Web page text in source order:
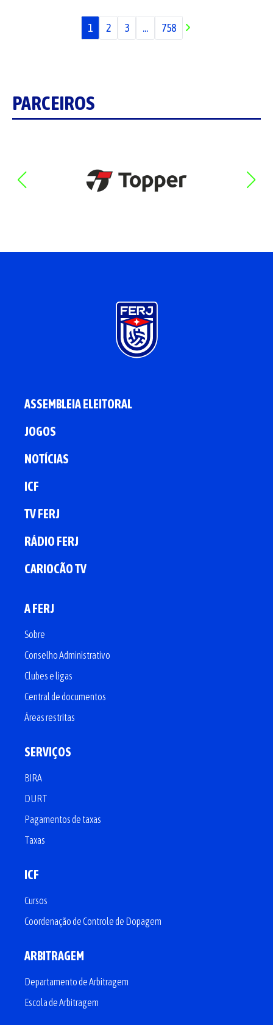
1 2 3 ... 758
PARCEIROS
ASSEMBLEIA ELEITORAL
JOGOS
NOTÍCIAS
ICF
TV FERJ
RÁDIO FERJ
CARIOCÃO TV
A FERJ
Sobre
Conselho Administrativo
Clubes e ligas
Central de documentos
Áreas restritas
SERVIÇOS
BIRA
DURT
Pagamentos de taxas
Taxas
ICF
Cursos
Coordenação de Controle de Dopagem
ARBITRAGEM
Departamento de Arbitragem
Escola de Arbitragem